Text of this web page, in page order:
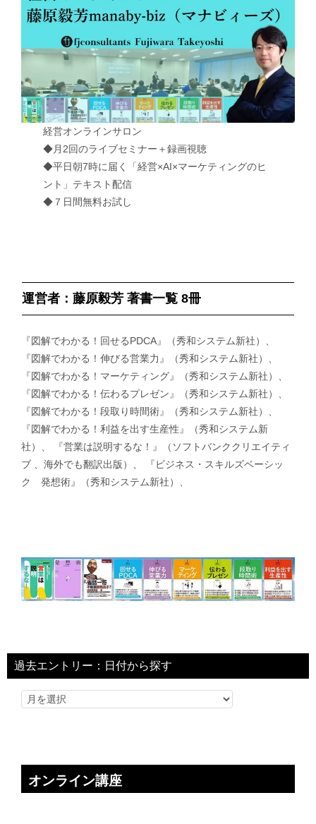
経営オンラインサロン
◆月2回のライブセミナー＋録画視聴
◆平日朝7時に届く「経営×AI×マーケティングのヒ
ント」テキスト配信
◆７日間無料お試し
運営者：藤原毅芳 著書一覧 8冊
『図解でわかる！回せるPDCA』（秀和システム新社）、
『図解でわかる！伸びる営業力』（秀和システム新社）、
『図解でわかる！マーケティング』（秀和システム新社）、
『図解でわかる！伝わるプレゼン』（秀和システム新社）、
『図解でわかる！段取り時間術』（秀和システム新社）、
『図解でわかる！利益を出す生産性』（秀和システム新
社）、 『営業は説明するな！』（ソフトバンククリエイティ
ブ 、海外でも翻訳出版）、 『ビジネス・スキルズベーシッ
ク 発想術』（秀和システム新社）、
過去エントリー：日付から探す
オンライン講座